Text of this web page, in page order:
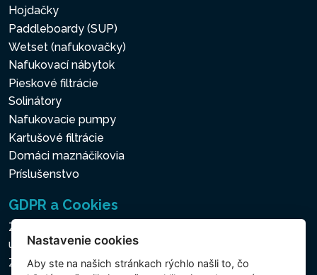
Hojdačky
Paddleboardy (SUP)
Wetset (nafukovačky)
Nafukovací nábytok
Pieskové filtrácie
Solinátory
Nafukovacie pumpy
Kartušové filtrácie
Domáci maznáčikovia
Príslušenstvo
GDPR a Cookies
Zásady ochrany osobných a ďalších spracovávaných
údajov
Zásady používania súborov cookies
Nastavenie cookies
Aby ste na našich stránkach rýchlo našli to, čo